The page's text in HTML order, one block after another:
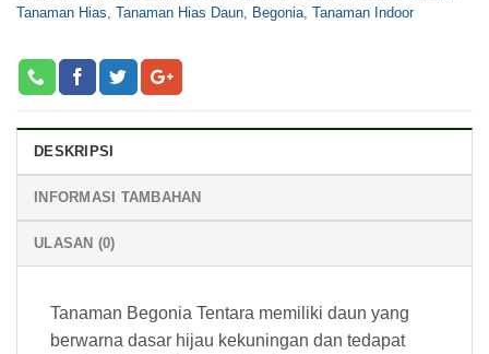
Tanaman Hias Tanaman Hias Daun Begonia Tanaman Indoor
DESKRIPSI
INFORMASI TAMBAHAN
ULASAN (0)
Tanaman Begonia Tentara memiliki daun yang
berwarna dasar hijau kekuningan dan tedapat